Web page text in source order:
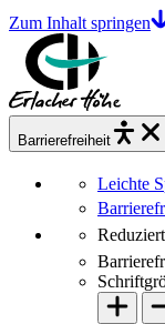
Zum Inhalt springen
Barrierefrei heit
Leichte